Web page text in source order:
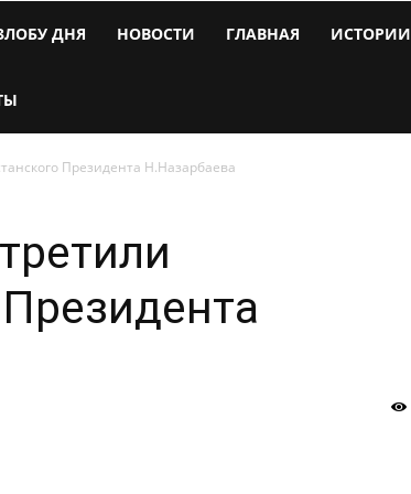
ДНЯ НОВОСТИ ГЛАВНАЯ ИСТОРИИ
Президента Н.Назарбаева